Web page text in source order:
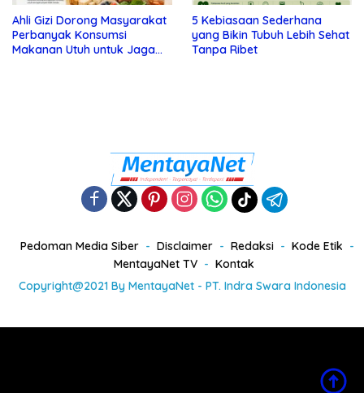
Ahli Gizi Dorong Masyarakat
Perbanyak Konsumsi
Makanan Utuh untuk Jaga
5 Kebiasaan Sederhana
yang Bikin Tubuh Lebih Sehat
Tanpa Ribet
Pedoman Media Siber Disclaimer Redaksi
Kode Etik
MentayaNet TV
Kontak
Copyright@2021 By MentayaNet - PT. Indra Swara Indonesia